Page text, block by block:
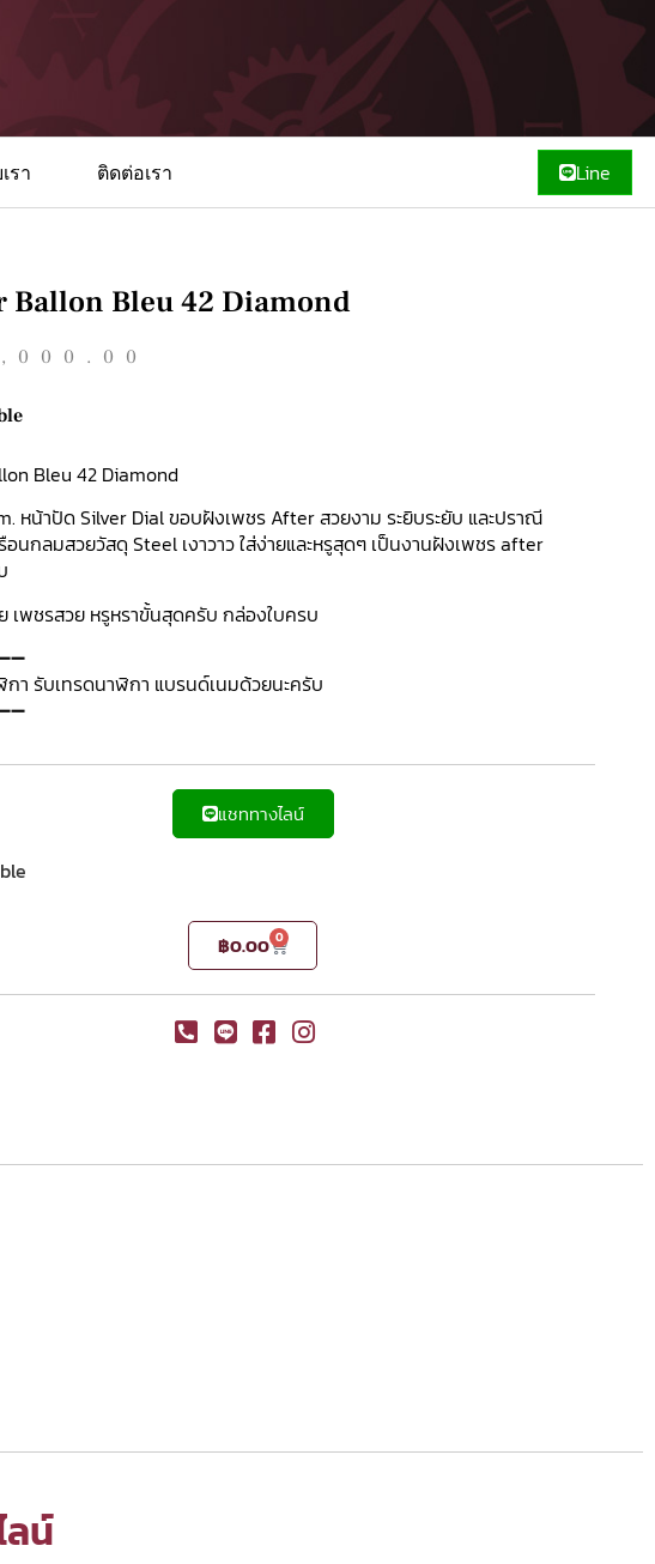
รา ติดต่อเรา Line
Ballon Bleu 42 Diamond
Bleu 42 Diamond
หน้าปัด Silver Dial ขอบฝังเพชร After สวยงาม ระยิบระยับ และปราณี
อนกลมสวยวัสดุ Steel เงาวาว ใส่ง่ายและหรูสุดๆ เป็นงานฝังเพชร after
เพชรสวย หรูหราขั้นสุดครับ กล่องใบครบ
กา รับเทรดนาฬิกา แบรนด์เนมด้วยนะครับ
แชททางไลน์
฿0.00 0
น์